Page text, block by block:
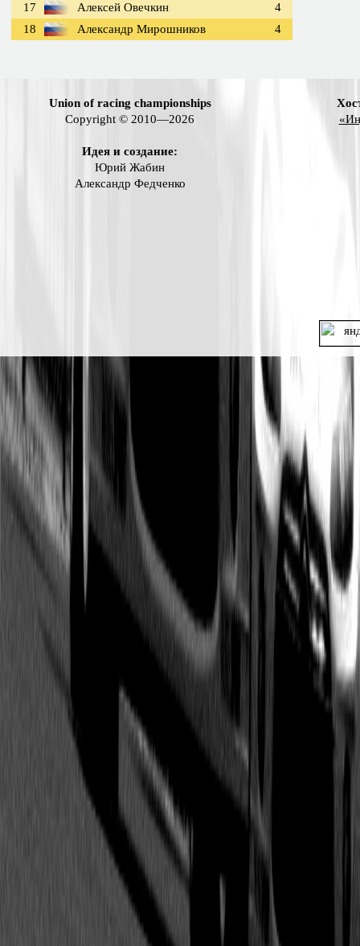
17
Алексей Овечкин
4
18
Александр Мирошников 4
Union of racing championships
Copyright © 2010—2026
Идея и создание:
Юрий Жабин
Александр Федченко